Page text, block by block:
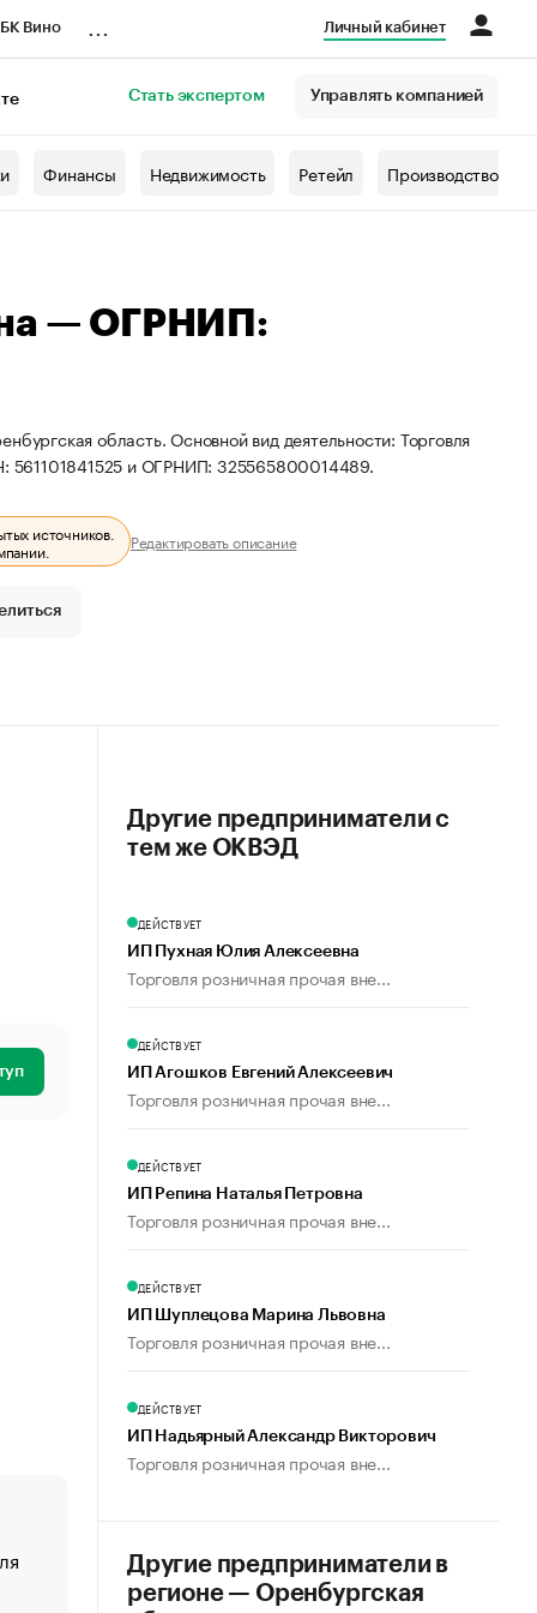
Вино Личный кабинет
Стать экспертом Управлять компанией
Финансы Недвижимость Ретейл Производство
— ОГРНИП:
область. Основной вид деятельности: Торговля
561101841525 и ОГРНИП: 325565800014489.
источников.
Редактировать описание
«От спорта тело стареет иначе». Как живет глава
создавшей GTA
Другие предприниматели с
тем же ОКВЭД
ДЕЙСТВУЕТ
ИП Пухная Юлия Алексеевна
Торговля розничная прочая вне...
ДЕЙСТВУЕТ
ИП Агошков Евгений Алексеевич
Торговля розничная прочая вне...
ДЕЙСТВУЕТ
ИП Репина Наталья Петровна
Торговля розничная прочая вне...
ДЕЙСТВУЕТ
ИП Шуплецова Марина Львовна
Торговля розничная прочая вне...
ДЕЙСТВУЕТ
ИП Надьярный Александр Викторович
Торговля розничная прочая вне...
Другие предприниматели в
регионе — Оренбургская